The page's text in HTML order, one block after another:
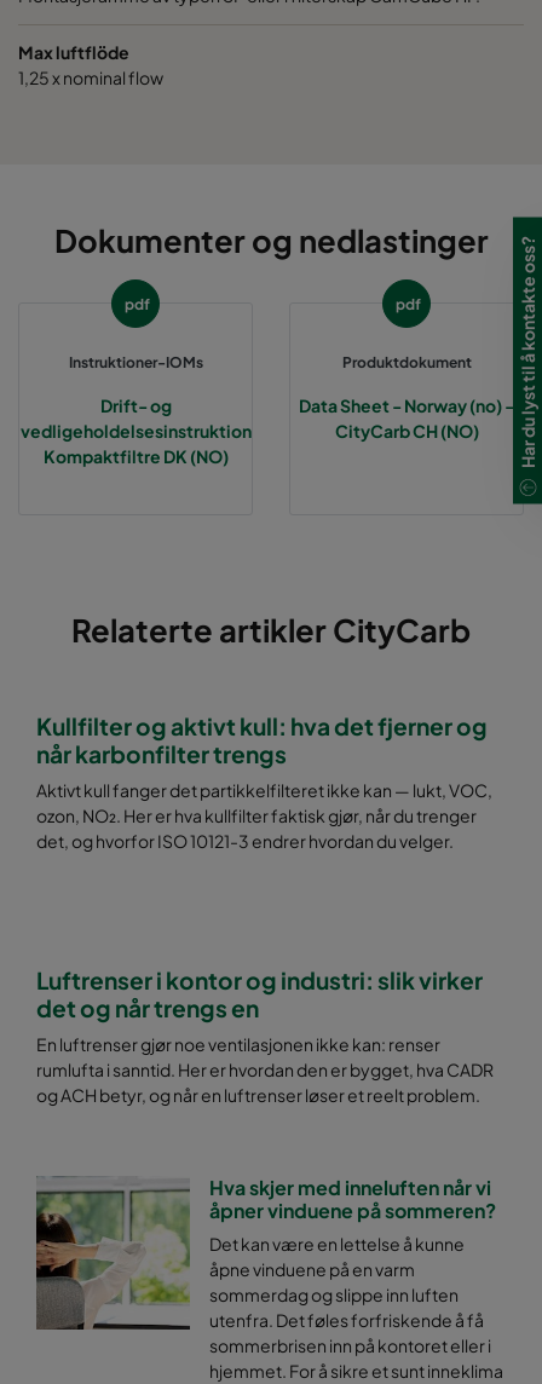
Max luftflöde
1,25 x nominal flow
Dokumenter og nedlastinger
pdf
Instruktioner-IOMs
Drift- og
vedligeholdelsesinstruktion
Kompaktfiltre DK (NO)
pdf
Produktdokument
Data Sheet - Norway (no) -
CityCarb CH (NO)
Relaterte artikler CityCarb
Kullfilter og aktivt kull: hva det fjerner og
når karbonfilter trengs
Aktivt kull fanger det partikkelfilteret ikke kan — lukt, VOC,
ozon, NO₂. Her er hva kullfilter faktisk gjør, når du trenger
det, og hvorfor ISO 10121-3 endrer hvordan du velger.
Luftrenser i kontor og industri: slik virker
det og når trengs en
En luftrenser gjør noe ventilasjonen ikke kan: renser
rumlufta i sanntid. Her er hvordan den er bygget, hva CADR
og ACH betyr, og når en luftrenser løser et reelt problem.
Hva skjer med inneluften når vi
åpner vinduene på sommeren?
Det kan være en lettelse å kunne
åpne vinduene på en varm
sommerdag og slippe inn luften
utenfra. Det føles forfriskende å få
sommerbrisen inn på kontoret eller i
hjemmet. For å sikre et sunt inneklima
Har du lyst til å kontakte oss?